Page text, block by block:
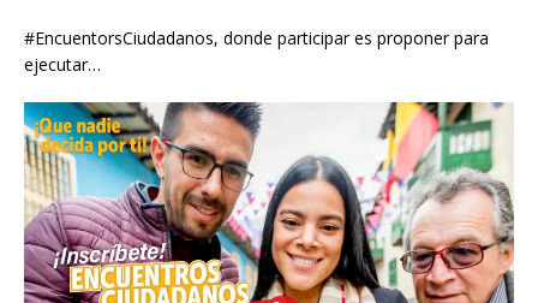
#EncuentorsCiudadanos, donde participar es proponer para
ejecutar…